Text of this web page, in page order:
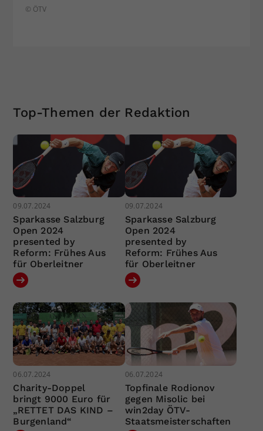
© ÖTV
Top-Themen der Redaktion
09.07.2024
Sparkasse Salzburg
Open 2024
presented by
Reform: Frühes Aus
für Oberleitner
09.07.2024
Sparkasse Salzburg
Open 2024
presented by
Reform: Frühes Aus
für Oberleitner
06.07.2024
Charity-Doppel
bringt 9000 Euro für
„RETTET DAS KIND –
Burgenland“
06.07.2024
Topfinale Rodionov
gegen Misolic bei
win2day ÖTV-
Staatsmeisterschaften